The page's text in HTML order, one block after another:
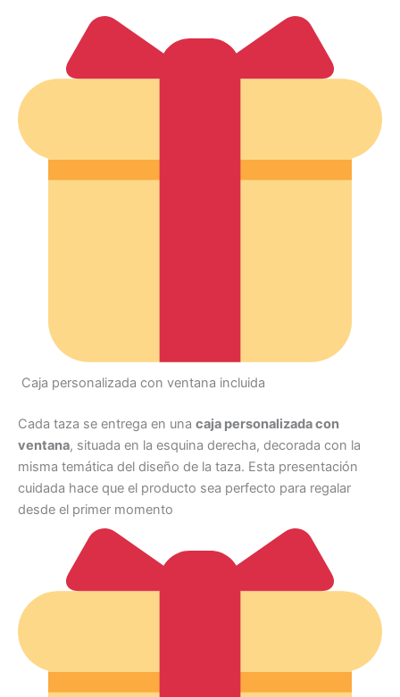
Caja personalizada con ventana incluida
Cada taza se entrega en una caja personalizada con
ventana, situada en la esquina derecha, decorada con la
misma temática del diseño de la taza. Esta presentación
cuidada hace que el producto sea perfecto para regalar
desde el primer momento